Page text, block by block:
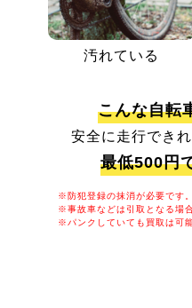
汚れている
こんな自転
安全に走行でき
最低500円
※防犯登録の抹消が必要です。
※事故車などは引取となる場
※パンクしていても買取は可